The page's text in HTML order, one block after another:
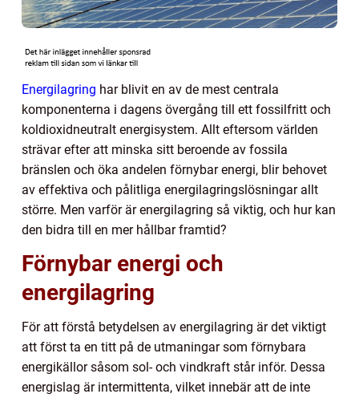
Energilagring har blivit en av de mest centrala
komponenterna i dagens övergång till ett fossilfritt och
koldioxidneutralt energisystem. Allt eftersom världen
strävar efter att minska sitt beroende av fossila
bränslen och öka andelen förnybar energi, blir behovet
av effektiva och pålitliga energilagringslösningar allt
större. Men varför är energilagring så viktig, och hur kan
den bidra till en mer hållbar framtid?
Förnybar energi och
energilagring
För att förstå betydelsen av energilagring är det viktigt
att först ta en titt på de utmaningar som förnybara
energikällor såsom sol- och vindkraft står inför. Dessa
energislag är intermittenta, vilket innebär att de inte